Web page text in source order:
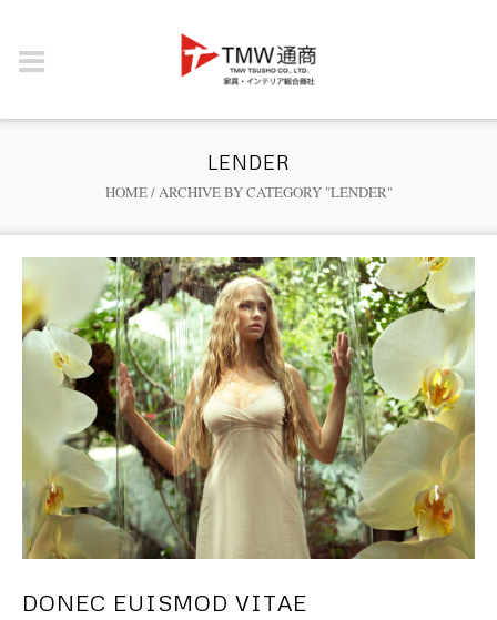
LENDER
HOME/ARCHIVE BY CATEGORY "LENDER"
DONEC EUISMOD VITAE